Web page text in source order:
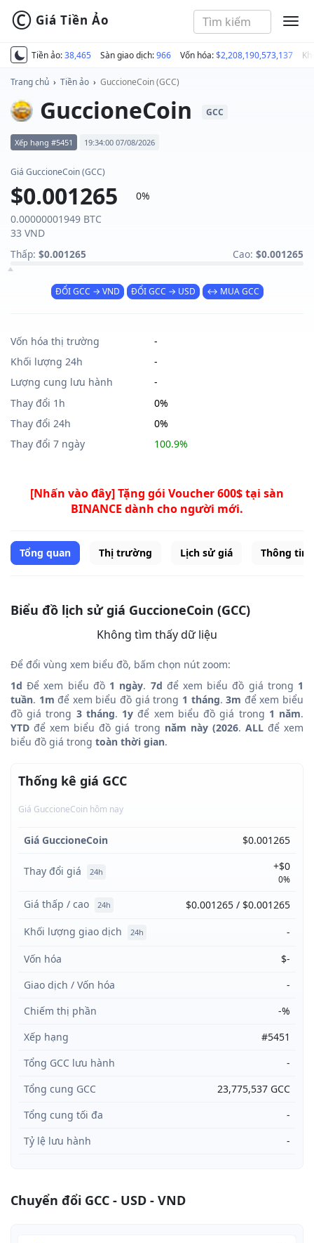
Tiền ảo:38,465 Sàn giao dịch:966 Vốn hóa:$2,208,190,573,137
© Giá Tiền Ảo
Trang chủ › Tiền ảo › GuccioneCoin (GCC)
GuccioneCoin GCC
Xếp hạng #5451 19:34:00 07/08/2026
Giá GuccioneCoin (GCC)
$0.001265
0%
0.00000001949 BTC
33 VND
Thấp: $0.001265 Cao: $0.001265
ĐỔI GCC → VND ĐỔI GCC → USD ↔ MUA GCC
Vốn hóa thị trường
-
Khối lượng 24h
-
Lượng cung lưu hành
-
Thay đổi 1h
0%
Thay đổi 24h
0%
Thay đổi 7 ngày
100.9%
[Nhấn vào đây] Tặng gói Voucher 600$ tại sàn
BINANCE dành cho người mới.
Tổng quan Thị trường Lịch sử giá Thông tin
Biểu đồ lịch sử giá GuccioneCoin (GCC)
Không tìm thấy dữ liệu
Để đổi vùng xem biểu đồ, bấm chọn nút zoom:
1d Để xem biểu đồ 1 ngày. 7d để xem biểu đồ giá trong 1
tuần. 1m để xem biểu đồ giá trong 1 tháng.3m để xem biểu
đồ giá trong 3 tháng. 1y để xem biểu đồ giá trong 1 năm.
YTD để xem biểu đồ giá trong năm này (2026. ALLđể xem
biểu đồ giá trong toàn thời gian.
Thống kê giá GCC
Giá GuccioneCoin hôm nay
Giá GuccioneCoin $0.001265
Thay đổi giá 24h +$0
0%
Giá thấp / cao 24h
$0.001265 / $0.001265
Khối lượng giao dịch
24h
-
Vốn hóa
$-
Giao dịch / Vốn hóa
-
Chiếm thị phần
-%
Xếp hạng
#5451
Tổng GCC lưu hành
-
Tổng cung GCC
23,775,537 GCC
Tổng cung tối đa
-
Tỷ lệ lưu hành
-
Chuyển đổi GCC - USD - VND